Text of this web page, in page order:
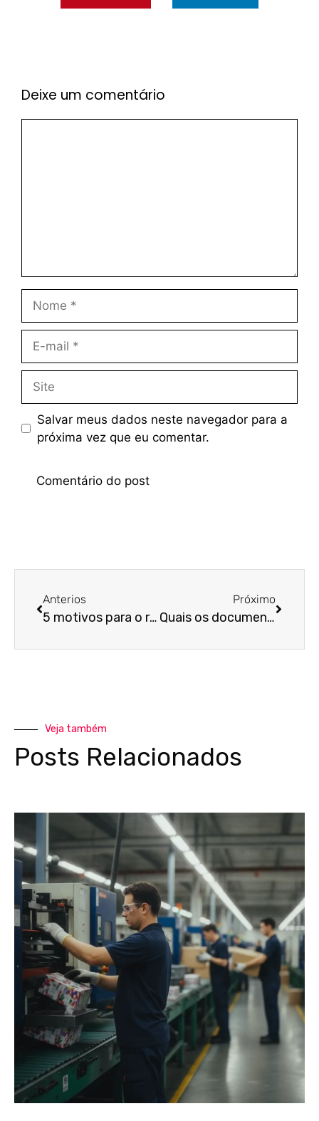
Deixe um comentário
Salvar meus dados neste navegador para a
próxima vez que eu comentar.
Anterios
5 motivos para o representante comercial contar com um contador
Próximo
Quais os documentos para trocar de contador?
Veja também
Posts Relacionados